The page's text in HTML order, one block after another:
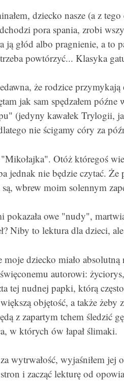
dziecko nasze (a z
pora spania, zrobi
ją głód albo pragnienie, a to
powtórzyć... Klasyka
że rodzice
jak sam spędzałem
(jedyny kawałek Trylogii,
nie ścigamy córy za
Otóż któregoś
jednak nie będzie czytać. Że
wbrew moim solennym
pokazała owe "nudy",
Niby to lektura dla dzieci,
moje dziecko miało
autorowi:
tej nudnej papki, którą
objętość, a także żeby
z zapartym tchem śledzić
w których ów łapał ślimaki.
wytrwałość, wyjaśniłem jej
i zacząć lekturę od